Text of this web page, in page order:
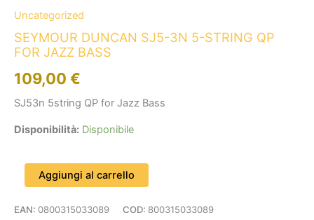
Uncategorized
SEYMOUR DUNCAN SJ5-3N 5-STRING QP
FOR JAZZ BASS
109,00 €
SJ53n 5string QP for Jazz Bass
Disponibilità: Disponibile
JAZZ
BASS
quantità
Aggiungi al carrello
EAN: 0800315033089 COD: 800315033089